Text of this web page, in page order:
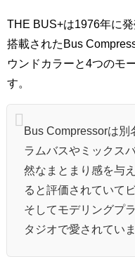
THE BUS+は1976年に
搭載されたBus
ウンドカラーと4つのモ
す。
Bus Compressorは別
ラムバスやミックス
然なまとまり感を与
ると評価されていて
そしてモデリングプ
タジオで愛されていま